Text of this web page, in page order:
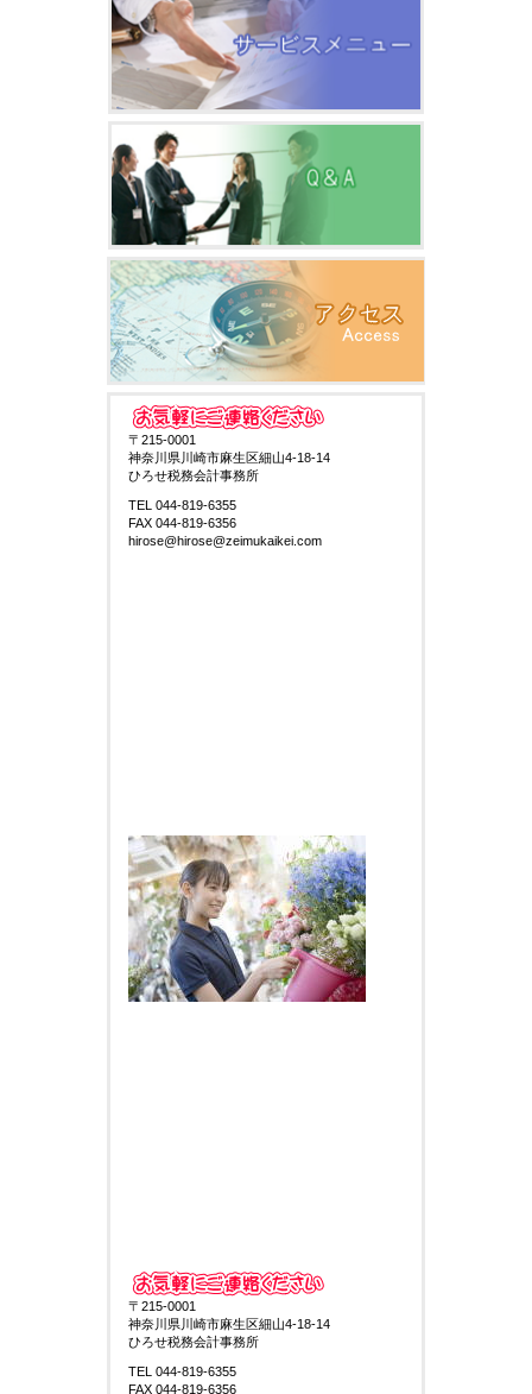
〒215-0001
神奈川県川崎市麻生区細山4-18-14
ひろせ税務会計事務所
TEL 044-819-6355
FAX 044-819-6356
hirose@hirose@zeimukaikei.com
〒215-0001
神奈川県川崎市麻生区細山4-18-14
ひろせ税務会計事務所
TEL 044-819-6355
FAX 044-819-6356